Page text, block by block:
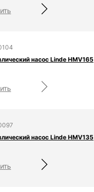
насос Linde HMV165
насос Linde HMV135